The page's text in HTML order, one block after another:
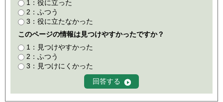
1：役に立った
2：ふつう
3：役に立たなかった
このページの情報は見つけやすかったですか？
1：見つけやすかった
2：ふつう
3：見つけにくかった